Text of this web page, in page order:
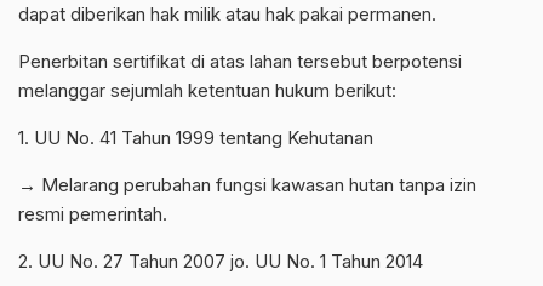
dapat diberikan hak milik atau hak pakai permanen.
Penerbitan sertifikat di atas lahan tersebut berpotensi
melanggar sejumlah ketentuan hukum berikut:
1. UU No. 41 Tahun 1999 tentang Kehutanan
→ Melarang perubahan fungsi kawasan hutan tanpa izin
resmi pemerintah.
2. UU No. 27 Tahun 2007 jo. UU No. 1 Tahun 2014